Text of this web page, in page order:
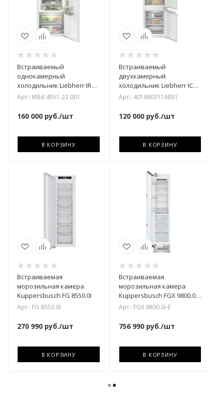
Встраиваемый
однокамерный
холодильник Liebherr IRBd
4551-22 001
Арт.: IRBd 4551-22 001
160 000 руб./шт
В КОРЗИНУ
Встраиваемый
двухкамерный
холодильник Liebherr ICNd
5103-22 001
Арт.: 4016803116851
120 000руб./шт
В КОРЗИНУ
Встраиваемая
морозильная камера
Kuppersbusch FG 8550.0I
Арт.: FG 8550.0I
270 990 руб./шт
В КОРЗИНУ
Встраиваемая
морозильная камера
Kuppersbusch FGX 9800.0i-
E С дверью из
Арт.: FGX 9800.0i-E
756 990руб./шт
В КОРЗИНУ